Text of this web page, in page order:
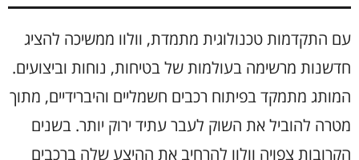
עם התקדמות טכנולוגית מתמדת, וולוו ממשיכה להציג
חדשנות מרשימה בעולמות של בטיחות, נוחות וביצועים.
המותג מתמקד בפיתוח רכבים חשמליים והיברידיים, מתוך
מטרה להוביל את השוק לעבר עתיד ירוק יותר. בשנים
הקרובות צפויה וולוו להרחיב את ההיצע שלה ברכבים